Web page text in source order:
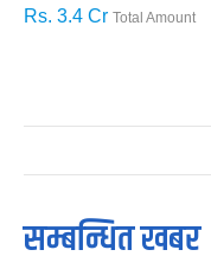
Rs. 3.4 Cr Total Amount
सम्बन्धित खबर